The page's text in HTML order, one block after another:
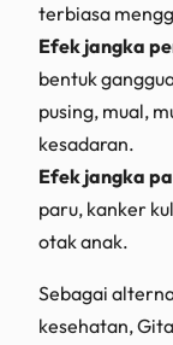
terbiasa
Efek jangka
bentuk
pusing, mual,
kesadaran.
Efek jangka
paru, kanker
otak anak.
Sebagai
kesehatan,